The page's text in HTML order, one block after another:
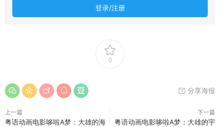
登录/注册
0
分享海报
上一篇
粤语动画电影哆啦A梦：大雄的海
下一篇
粤语动画电影哆啦A梦：大雄的宇